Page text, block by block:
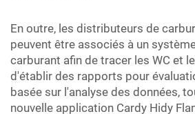
En outre, les distributeurs de
peuvent être associés à un
carburant afin de tracer les WC et
d'établir des rapports pour
basée sur l'analyse des données,
nouvelle application Cardy Hidy